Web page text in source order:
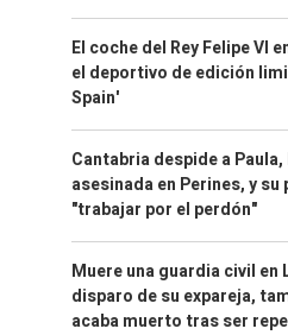
El coche del Rey Felipe VI
el deportivo de edición
Spain'
Cantabria despide a Paula,
asesinada en Perines, y su
"trabajar por el perdón"
Muere una guardia civil en
disparo de su expareja,
acaba muerto tras ser